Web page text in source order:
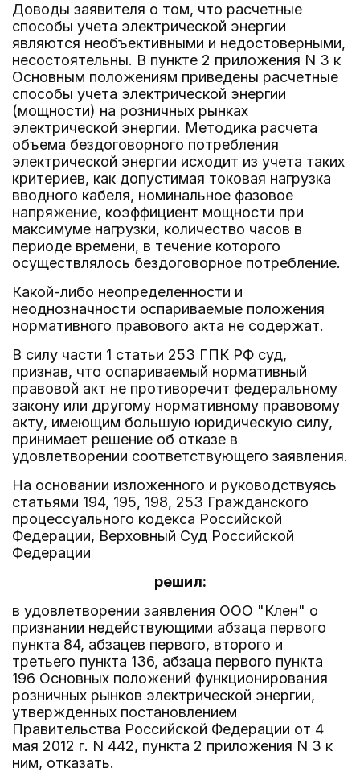
Доводы заявителя о том, что расчетные
способы учета электрической энергии
являются необъективными и недостоверными,
несостоятельны. В пункте 2 приложения N 3 к
Основным положениям приведены расчетные
способы учета электрической энергии
(мощности) на розничных рынках
электрической энергии. Методика расчета
объема бездоговорного потребления
электрической энергии исходит из учета таких
критериев, как допустимая токовая нагрузка
вводного кабеля, номинальное фазовое
напряжение, коэффициент мощности при
максимуме нагрузки, количество часов в
периоде времени, в течение которого
осуществлялось бездоговорное потребление.
Какой-либо неопределенности и
неоднозначности оспариваемые положения
нормативного правового акта не содержат.
В силу части 1 статьи 253 ГПК РФ суд,
признав, что оспариваемый нормативный
правовой акт не противоречит федеральному
закону или другому нормативному правовому
акту, имеющим большую юридическую силу,
принимает решение об отказе в
удовлетворении соответствующего заявления.
На основании изложенного и руководствуясь
статьями 194, 195, 198, 253 Гражданского
процессуального кодекса Российской
Федерации, Верховный Суд Российской
Федерации
решил:
в удовлетворении заявления ООО "Клен" о
признании недействующими абзаца первого
пункта 84, абзацев первого, второго и
третьего пункта 136, абзаца первого пункта
196 Основных положений функционирования
розничных рынков электрической энергии,
утвержденных постановлением
Правительства Российской Федерации от 4
мая 2012 г. N 442, пункта 2 приложения N 3 к
ним, отказать.